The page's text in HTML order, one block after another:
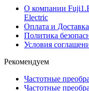
О компании
Electric
Оплата и
Политика
Условия
Рекомендуем
Частотные
Частотные